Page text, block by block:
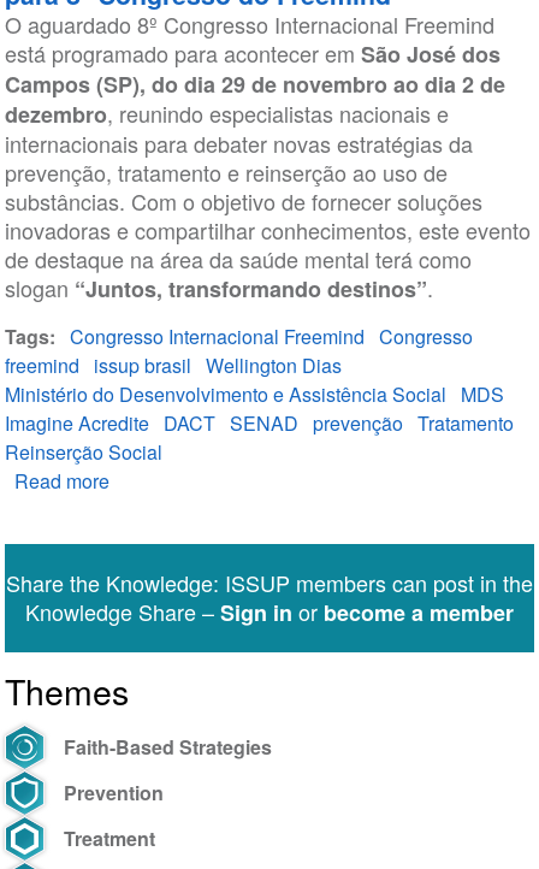
O aguardado 8º Congresso Internacional Freemind
está programado para acontecer em São José dos
Campos (SP), do dia 29 de novembro ao dia 2 de
dezembro, reunindo especialistas nacionais e
internacionais para debater novas estratégias da
prevenção, tratamento e reinserção ao uso de
substâncias. Com o objetivo de fornecer soluções
inovadoras e compartilhar conhecimentos, este evento
de destaque na área da saúde mental terá como
slogan “Juntos, transformando destinos”.
Tags Congresso Internacional Freemind Congresso
freemind
issup brasil Wellington Dias
Ministério do Desenvolvimento e Assistência Social
MDS
Imagine Acredite DACT SENAD prevenção Tratamento
Reinserção Social
Read moreabout
Wellington
recebe
convite
para
8º
Congresso
do
Share the Knowledge: ISSUP members can post in the
Knowledge Share –Sign in or become a member
Themes
Faith-Based Strategies
Prevention
Treatment